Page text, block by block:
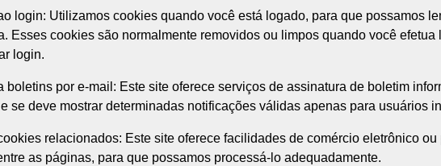
login: Utilizamos cookies quando você está logado, para que possamos
Esses cookies são normalmente removidos ou limpos quando você
login.
boletins por e-mail: Este site oferece serviços de assinatura de boletim
se deve mostrar determinadas notificações válidas apenas para usuários
relacionados: Este site oferece facilidades de comércio eletrônico
as páginas, para que possamos processá-lo adequadamente.